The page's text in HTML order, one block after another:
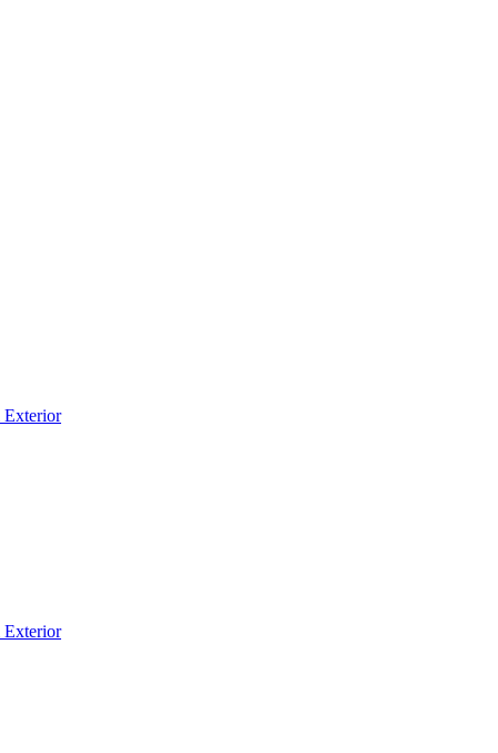
Exterior
Exterior